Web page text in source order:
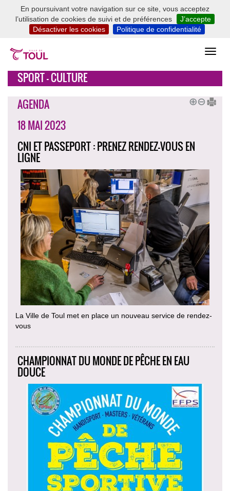
En poursuivant votre navigation sur ce site, vous acceptez
l’utilisation de cookies de suivi et de préférences
J’accepte
Désactiver les cookies
Politique de confidentialité
SPORT - CULTURE
AGENDA
18 MAI 2023
CNI ET PASSEPORT : PRENEZ RENDEZ-VOUS EN
LIGNE
La Ville de Toul met en place un nouveau service de rendez-
vous
CHAMPIONNAT DU MONDE DE PÊCHE EN EAU
DOUCE